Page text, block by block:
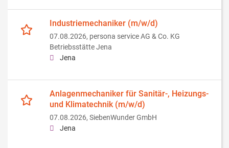
Industriemechaniker (m/w/d)
07.08.2026, persona service AG & Co. KG
Betriebsstätte Jena
Jena
Anlagenmechaniker für Sanitär-, Heizungs-
und Klimatechnik (m/w/d)
07.08.2026, SiebenWunder GmbH
Jena